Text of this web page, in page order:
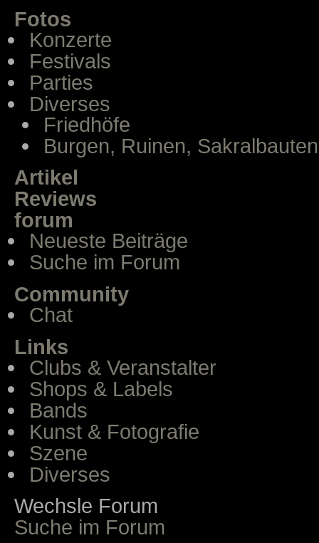
Fotos
Konzerte
Festivals
Parties
Diverses
Friedhöfe
Burgen, Ruinen, Sakralbauten
Artikel
Reviews
forum
Neueste Beiträge
Suche im Forum
Community
Chat
Links
Clubs & Veranstalter
Shops & Labels
Bands
Kunst & Fotografie
Szene
Diverses
Wechsle Forum
Suche im Forum